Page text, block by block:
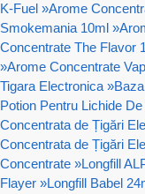
K-Fuel »Arome
Smokemania 10ml »
Concentrate The Flavor
»Arome Concentrate
Tigara Electronica »
Potion Pentru Lichide
Concentrata de Țigări
Concentrata de Țigări
Concentrate »Longfill
Flayer »Longfill Babel